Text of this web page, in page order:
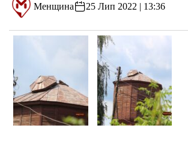
Менщина 25 Лип 2022 | 13:36